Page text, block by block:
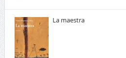
La maestra